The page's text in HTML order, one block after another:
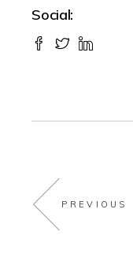
Social:
PREVIOUS